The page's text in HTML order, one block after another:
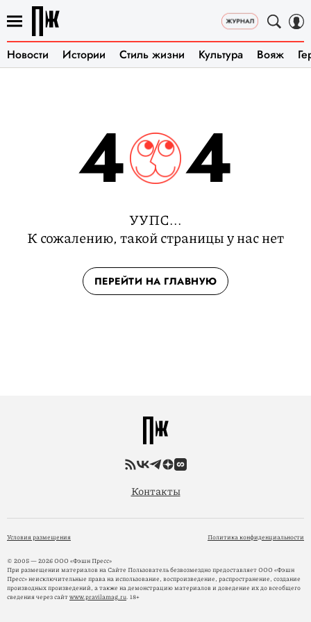
Новости Истории Стиль жизни Культура Вояж
4 4
УУПС...
К сожалению, такой страницы у нас нет
ПЕРЕЙТИ НА ГЛАВНУЮ
Контакты
Условия размещения Политика конфиденциальности
© 2005 — 2026 ООО «Фэшн Пресс»
При размещении материалов на Сайте Пользователь безвозмездно предоставляет ООО «Фэшн
Пресс» неисключительные права на использование, воспроизведение, распространение, создание
производных произведений, а также на демонстрацию материалов и доведение их до всеобщего
сведения через сайтwww.pravilamag.ru. 18+